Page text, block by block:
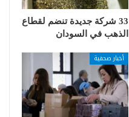
33 شركة جديدة تنضم لقطاع
الذهب في السودان
أخبار صحفية